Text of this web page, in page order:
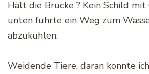
Hält die Brücke ? Kein Schild
unten führte ein Weg zum
abzukühlen.
Weidende Tiere, daran konnte